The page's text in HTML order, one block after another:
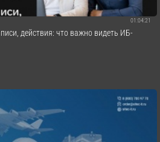
01:04:21
действия: что важно видеть ИБ-